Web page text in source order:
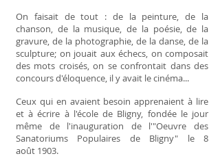
On faisait de tout : de la peinture, de la
chanson, de la musique, de la poésie, de la
gravure, de la photographie, de la danse, de la
sculpture; on jouait aux échecs, on composait
des mots croisés, on se confrontait dans des
concours d'éloquence, il y avait le cinéma...
Ceux qui en avaient besoin apprenaient à lire
et à écrire à l'école de Bligny, fondée le jour
même de l'inauguration de l'"Oeuvre des
Sanatoriums Populaires de Bligny" le 8
août 1903.